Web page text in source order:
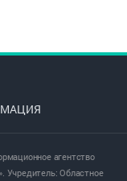
агентство
Учредитель: Областное